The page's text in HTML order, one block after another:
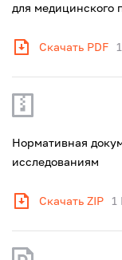
для медицинского
Скачать PDF
Нормативная
исследованиям
Скачать ZIP 1